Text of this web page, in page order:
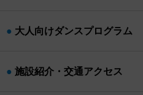
大人向けダンスプログラム
施設紹介・交通アクセス